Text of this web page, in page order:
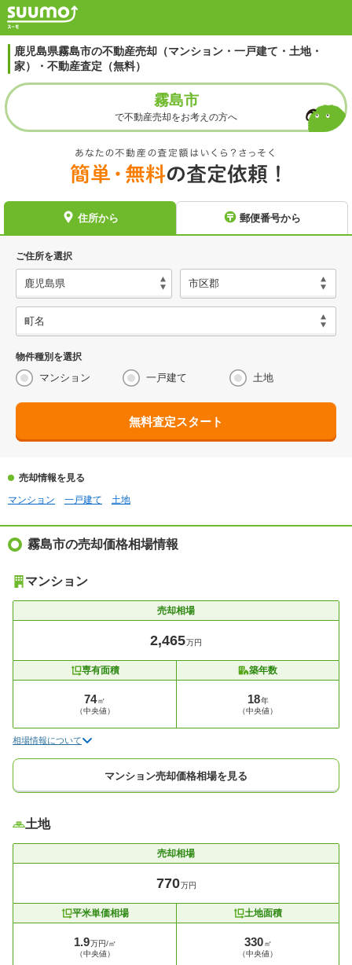
鹿児島県霧島市の不動産売却（マンション・一戸建て・土地・
家）・不動産査定（無料）
霧島市
で不動産売却をお考えの方へ
住所から 郵便番号から
ご住所を選択
物件種別を選択
マンション 一戸建て 土地
無料査定スタート
売却情報を見る
マンション
一戸建て 土地
霧島市の売却価格相場情報
マンション
売却相場
2,465万円
専有面積
74㎡
（中央値）
築年数
18年
（中央値）
相場情報について
マンション売却価格相場を見る
土地
売却相場
770万円
平米単価相場
1.9万円/㎡
（中央値）
土地面積
330 ㎡
（中央値）